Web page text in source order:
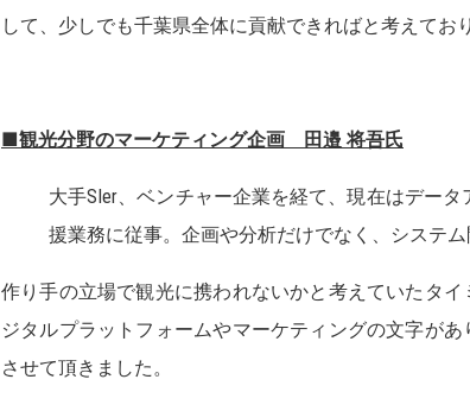
して、少しでも千葉県全体に貢献できればと考えてお
■観光分野のマーケティング企画 田邉 将吾氏
大手SIer、ベンチャー企業を経て、現在はデー
援業務に従事。企画や分析だけでなく、システム
作り手の立場で観光に携われないかと考えていたタ
ジタルプラットフォームやマーケティングの文字が
させて頂きました。